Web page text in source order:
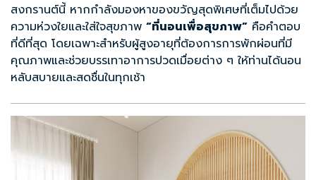
สงกรานต์นี้ หากกำลังมองหาของขวัญสุดพิเศษที่เต็มไปด้วย
ความห่วงใยและใส่ใจสุขภาพ “ที่นอนเพื่อสุขภาพ” คือคำตอบ
ที่ดีที่สุด โดยเฉพาะสำหรับผู้สูงอายุที่ต้องการการพักผ่อนที่มี
คุณภาพและช่วยบรรเทาอาการปวดเมื่อยต่าง ๆ ให้ท่านได้นอน
หลับสบายและสดชื่นในทุกเช้า